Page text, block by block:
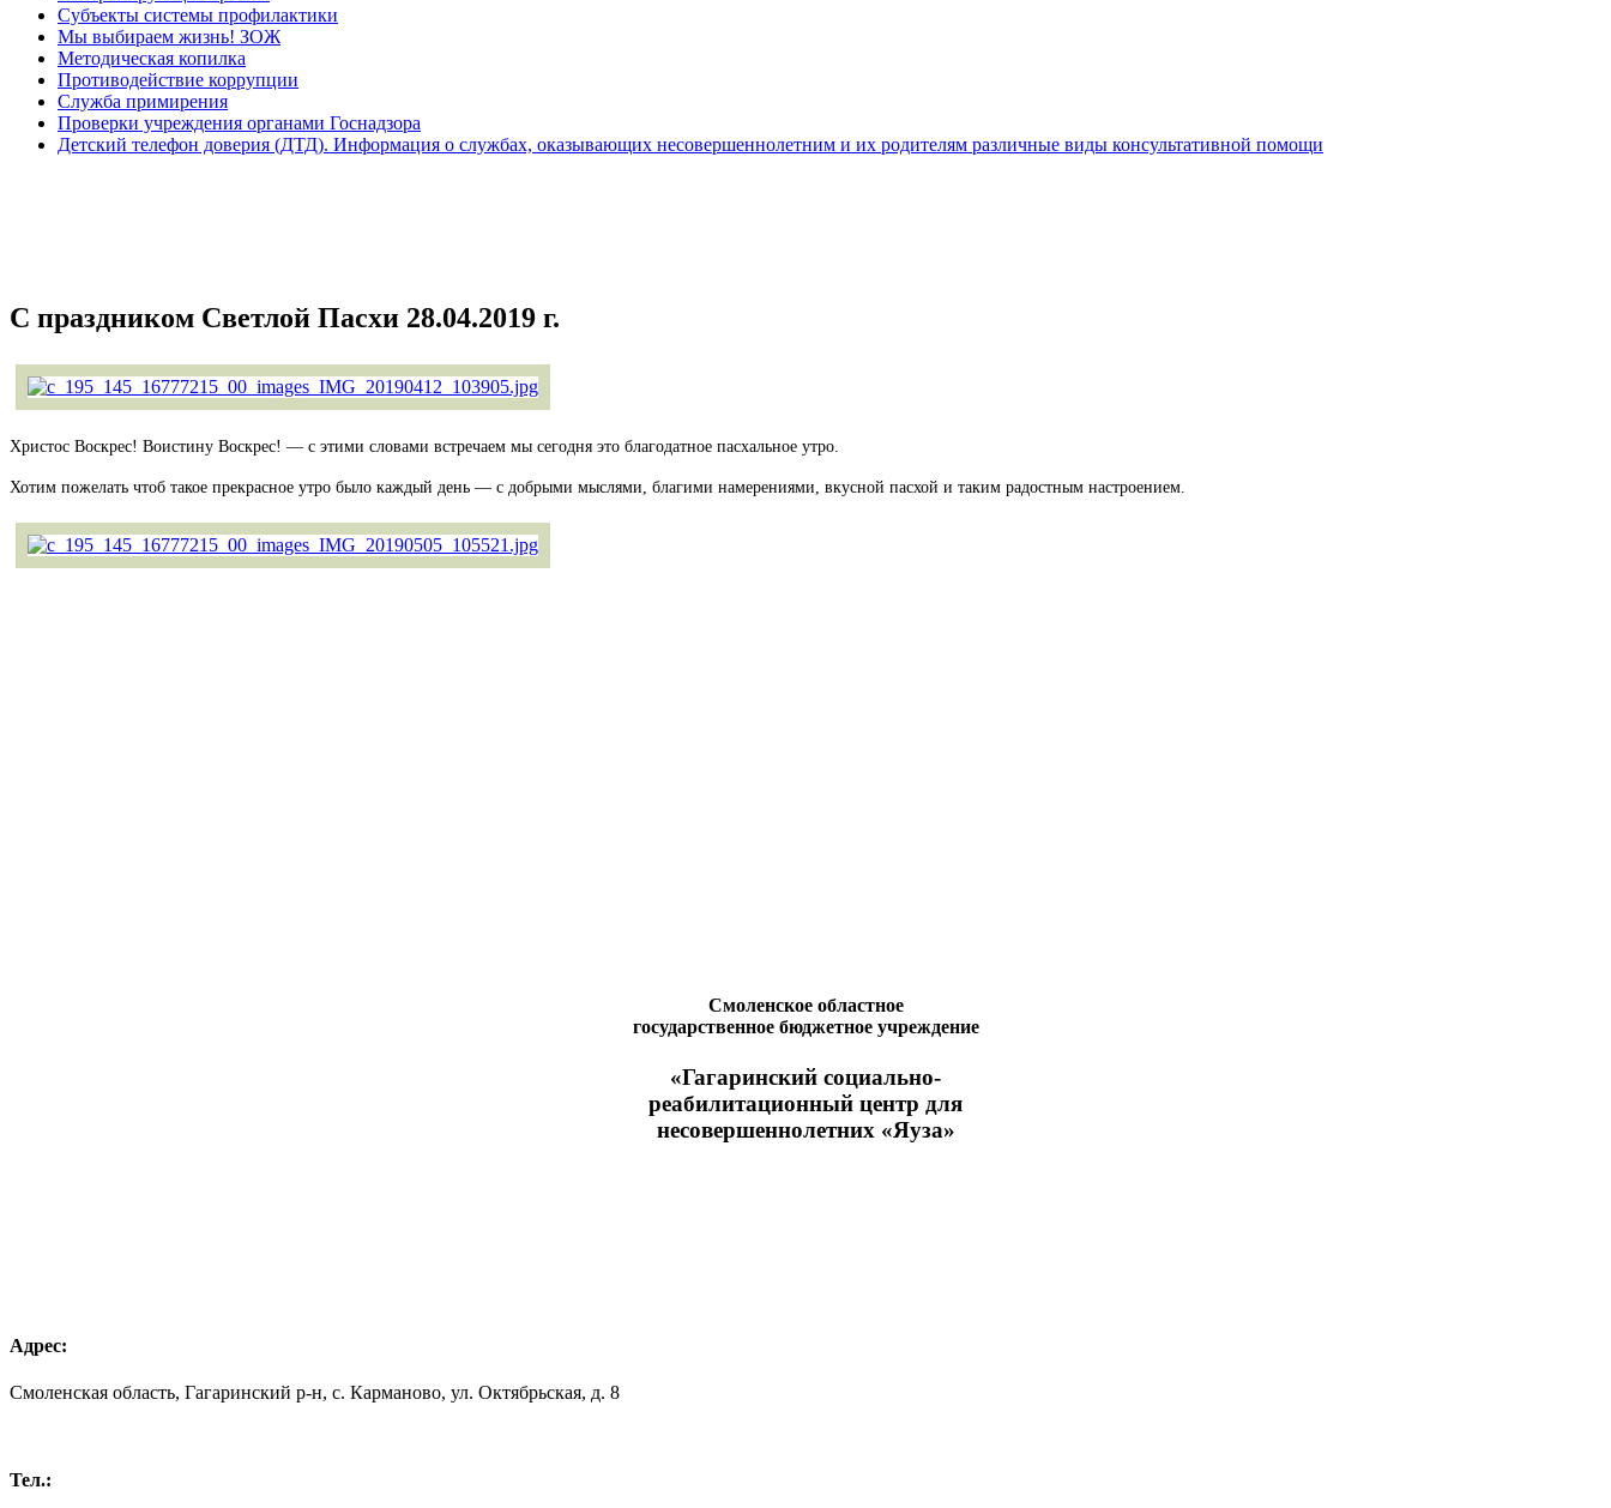
Субъекты системы профилактики
Мы выбираем жизнь! ЗОЖ
Методическая копилка
Противодействие коррупции
Служба примирения
Проверки учреждения органами Госнадзора
Детский телефон доверия (ДТД). Информация о службах, оказывающих несовершеннолетним и их родителям различные виды консультативной помощи
С праздником Светлой Пасхи 28.04.2019 г.
Христос Воскрес! Воистину Воскрес! — с этими словами встречаем мы сегодня это благодатное пасхальное утро.
Хотим пожелать чтоб такое прекрасное утро было каждый день — с добрыми мыслями, благими намерениями, вкусной пасхой и таким радостным настроением.
Смоленское областное
государственное бюджетное учреждение
«Гагаринский социально-
реабилитационный центр для
несовершеннолетних «Яуза»
Адрес:
Смоленская область, Гагаринский р-н, с. Карманово, ул. Октябрьская, д. 8
Тел.: